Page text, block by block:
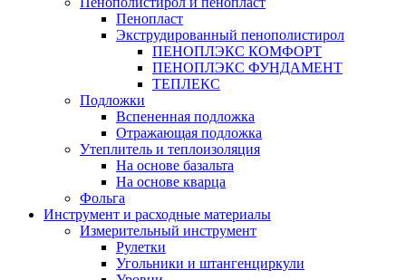
Пенопласт
Экструдированный пенополистирол
ПЕНОПЛЭКС КОМФОРТ
ПЕНОПЛЭКС ФУНДАМЕНТ
ТЕПЛЕКС
Подложки
Вспененная подложка
Отражающая подложка
Утеплитель и теплоизоляция
На основе базальта
На основе кварца
Фольга
Инструмент и расходные материалы
Измерительный инструмент
Рулетки
Угольники и штангенциркули